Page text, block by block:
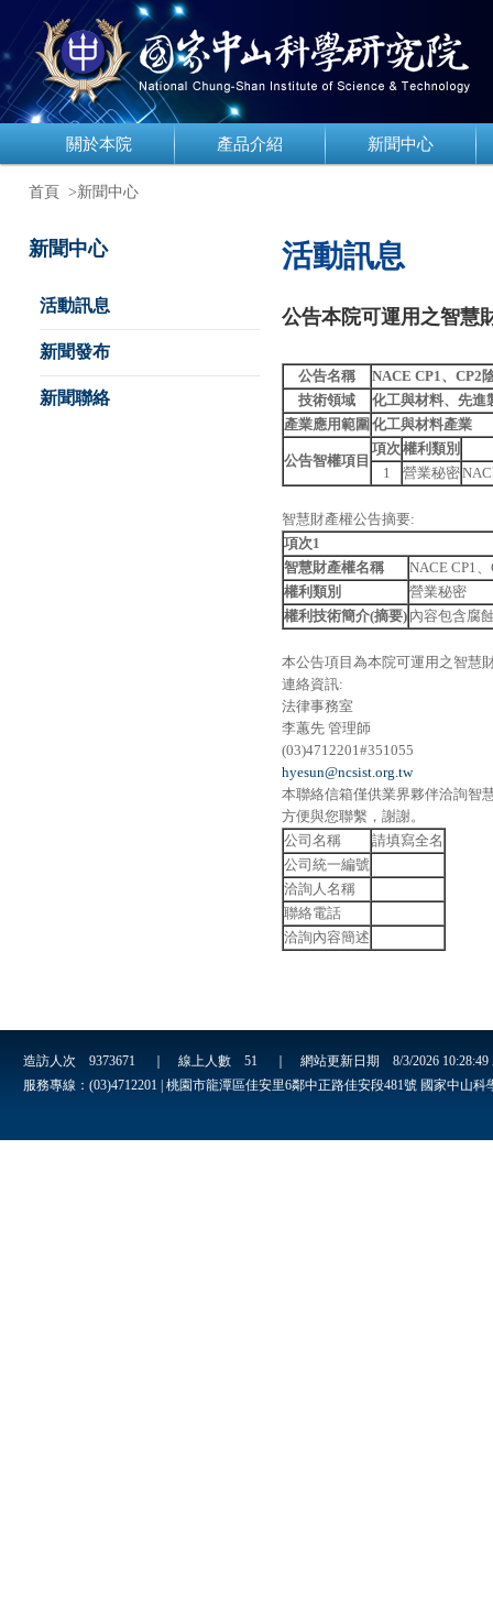
關於本院 產品介紹 新聞中心
首頁 >新聞中心
新聞中心
活動訊息
新聞發布
新聞聯絡
活動訊息
公告本院可運用之智慧
公告名稱 NACE CP1、 CP2
技術領域
化工與材料、先進
產業應用範圍 化工與材料產業
公告智權項目
項次權利類別
1
營業秘密
智慧財產權公告摘要:
項次1
智慧財產權名稱
NACE CP1
權利類別
營業秘密
權利技術簡介(摘要) 內容包含腐
本公告項目為本院可運用之智慧
連絡資訊:
法律事務室
李蕙先 管理師
(03)4712201#351055
hyesun@ncsist.org.tw
本聯絡信箱僅供業界夥伴洽詢智
方便與您聯繫，謝謝。
公司名稱
請填寫全名
公司統一編號
洽詢人名稱
聯絡電話
洽詢內容簡述
造訪人次 9373671 ｜ 線上人數 51 ｜ 網站更新日期 8/3/2026
服務專線：(03)4712201 | 桃園市龍潭區佳安里6鄰中正路佳安段481號 國家中山